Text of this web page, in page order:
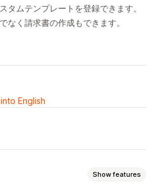
タムテンプレートを登録できます。
なく請求書の作成もできます。
English
Show features